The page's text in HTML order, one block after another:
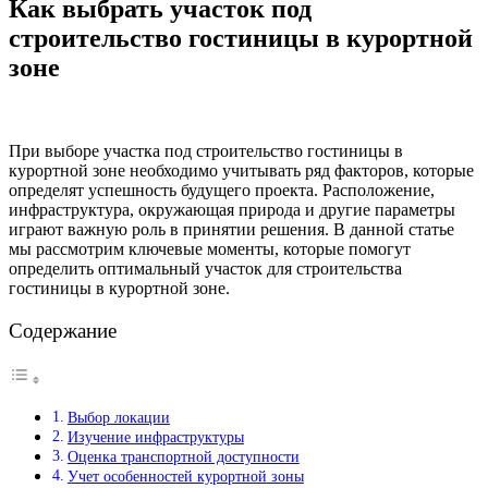
Как выбрать участок под
строительство гостиницы в курортной
зоне
При выборе участка под строительство гостиницы в
курортной зоне необходимо учитывать ряд факторов, которые
определят успешность будущего проекта. Расположение,
инфраструктура, окружающая природа и другие параметры
играют важную роль в принятии решения. В данной статье
мы рассмотрим ключевые моменты, которые помогут
определить оптимальный участок для строительства
гостиницы в курортной зоне.
Содержание
Выбор локации
Изучение инфраструктуры
Оценка транспортной доступности
Учет особенностей курортной зоны